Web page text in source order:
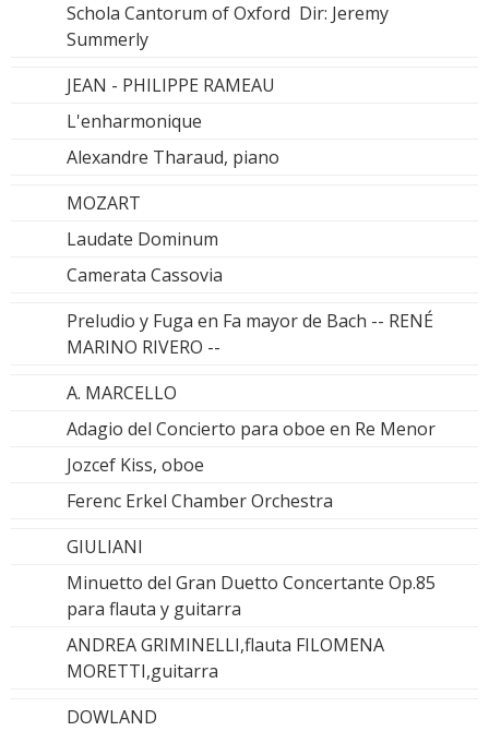
Schola Cantorum of Oxford Dir: Jeremy
Summerly
JEAN - PHILIPPE RAMEAU
L'enharmonique
Alexandre Tharaud, piano
MOZART
Laudate Dominum
Camerata Cassovia
Preludio y Fuga en Fa mayor de Bach -- RENÉ
MARINO RIVERO --
A. MARCELLO
Adagio del Concierto para oboe en Re Menor
Jozcef Kiss, oboe
Ferenc Erkel Chamber Orchestra
GIULIANI
Minuetto del Gran Duetto Concertante Op.85
para flauta y guitarra
ANDREA GRIMINELLI,flauta FILOMENA
MORETTI,guitarra
DOWLAND